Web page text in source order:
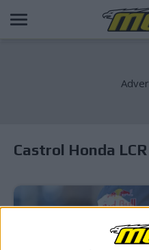
Παράκαμψη
προς
Castrol Honda LCR